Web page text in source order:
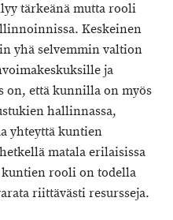
tärkeänä mutta rooli
Keskeinen
yhä selvemmin valtion
ja
on, että kunnilla on myös
hallinnassa,
yhteyttä kuntien
matala erilaisissa
rooli on todella
riittävästi resursseja.